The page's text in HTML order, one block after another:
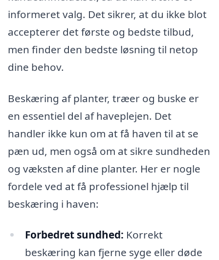
informeret valg. Det sikrer, at du ikke blot
accepterer det første og bedste tilbud,
men finder den bedste løsning til netop
dine behov.
Beskæring af planter, træer og buske er
en essentiel del af haveplejen. Det
handler ikke kun om at få haven til at se
pæn ud, men også om at sikre sundheden
og væksten af dine planter. Her er nogle
fordele ved at få professionel hjælp til
beskæring i haven:
Forbedret sundhed: Korrekt
beskæring kan fjerne syge eller døde